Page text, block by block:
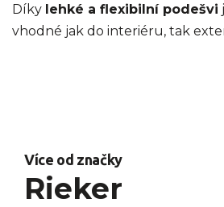
Díky lehké a flexibilní podešvi
vhodné jak do interiéru, tak
Více od značky
Rieker